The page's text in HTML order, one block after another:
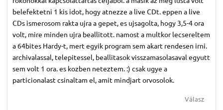
belefektetni 1 kis idot, hogy atnezze a live CDt. eppen a live
CDs ismerosom rakta ujra a gepet, es ujsagolta, hogy 3,5-4 ora
volt, mire minden ujra beallitott. namost a multkor lecsereltem
a 64bites Hardy-t, mert egyik program sem akart rendesen irni.
archivalassal, telepitessel, beallitasok visszamasolasaval egyutt
sem volt 1 ora. es kozben neteztem. :) csak ugye a
particionalast csinaltam el, amit mindjart orvosolok.
Válasz